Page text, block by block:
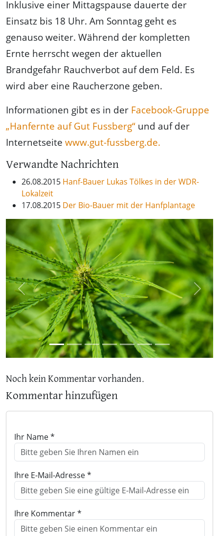
Inklusive einer Mittagspause dauerte der
Einsatz bis 18 Uhr. Am Sonntag geht es
genauso weiter. Während der kompletten
Ernte herrscht wegen der aktuellen
Brandgefahr Rauchverbot auf dem Feld. Es
wird aber eine Raucherzone geben.
Informationen gibt es in der Facebook-Gruppe
„Hanfernte auf Gut Fussberg“ und auf der
Internetseite www.gut-fussberg.de.
Verwandte Nachrichten
26.08.2015 Hanf-Bauer Lukas Tölkes in der WDR-
Lokalzeit
17.08.2015 Der Bio-Bauer mit der Hanfplantage
Previous Next
Noch kein Kommentar vorhanden.
Kommentar hinzufügen
Ihr Name *
Ihre E-Mail-Adresse *
Ihre Kommentar *